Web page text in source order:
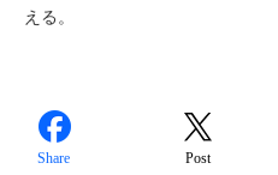
える。
Share Post